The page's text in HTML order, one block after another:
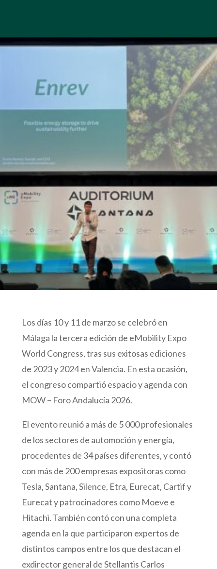
Los días 10 y 11 de marzo se celebró en
Málaga la tercera edición de eMobility Expo
World Congress, tras sus exitosas ediciones
de 2023 y 2024 en Valencia. En esta ocasión,
el congreso compartió espacio y agenda con
MOW – Foro Andalucía 2026.
El evento reunió a más de 5 000 profesionales
de los sectores de automoción y energía,
procedentes de 34 países diferentes, y contó
con más de 200 empresas expositoras como
Tesla, Santana, Silence, Etra, Eurecat, Cartif y
Eurecat y patrocinadores como Moeve e
Hitachi. También contó con una completa
agenda en la que participaron expertos de
distintos campos entre los que destacan el
exdirector general de Stellantis Carlos